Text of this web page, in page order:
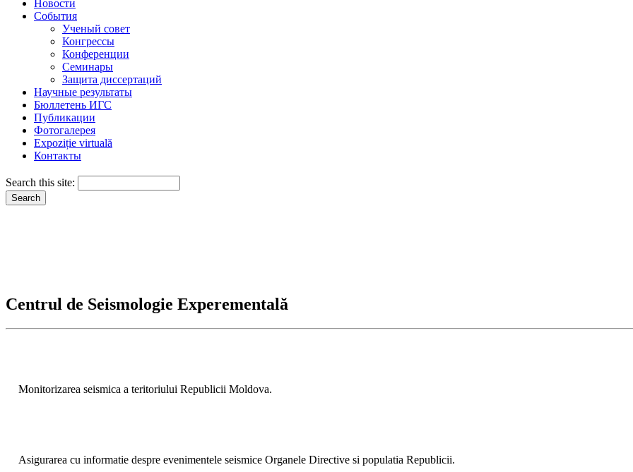
Новости
События
Ученый совет
Конгрессы
Конференции
Семинары
Защита диссертаций
Научные результаты
Бюллетень ИГС
Публикации
Фотогалерея
Expoziție virtuală
Контакты
Search this site:
Centrul de Seismologie Experementală
Monitorizarea seismica a teritoriului Republicii Moldova.
Asigurarea cu informatie despre evenimentele seismice Organele Directive si populatia Republicii.